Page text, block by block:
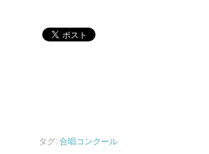
タグ: 合唱コンクール